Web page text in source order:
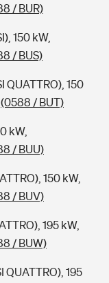
/ BUR)
150 kW,
/ BUS)
QUATTRO), 150
(0588 / BUT)
kW,
/ BUU)
150 kW,
/ BUV)
195 kW,
/ BUW)
QUATTRO), 195